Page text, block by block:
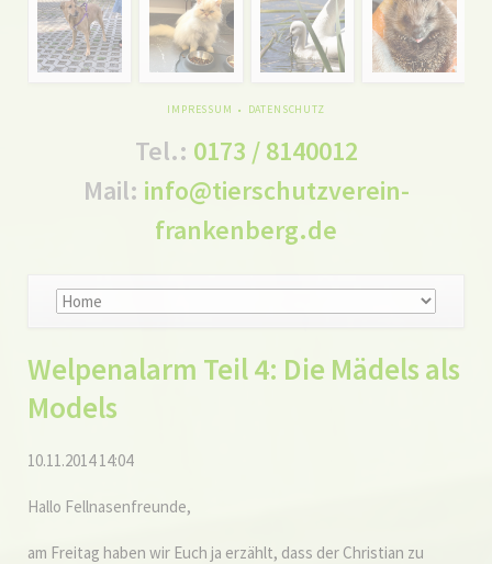
NAVIGATION
IMPRESSUM DATENSCHUTZ
Tel.: 0173 / 8140012
Mail: info@tierschutzverein-
frankenberg.de
Navigation
Welpenalarm Teil 4: Die Mädels als
Models
10.11.2014 14:04
Hallo Fellnasenfreunde,
am Freitag haben wir Euch ja erzählt, dass der Christian zu